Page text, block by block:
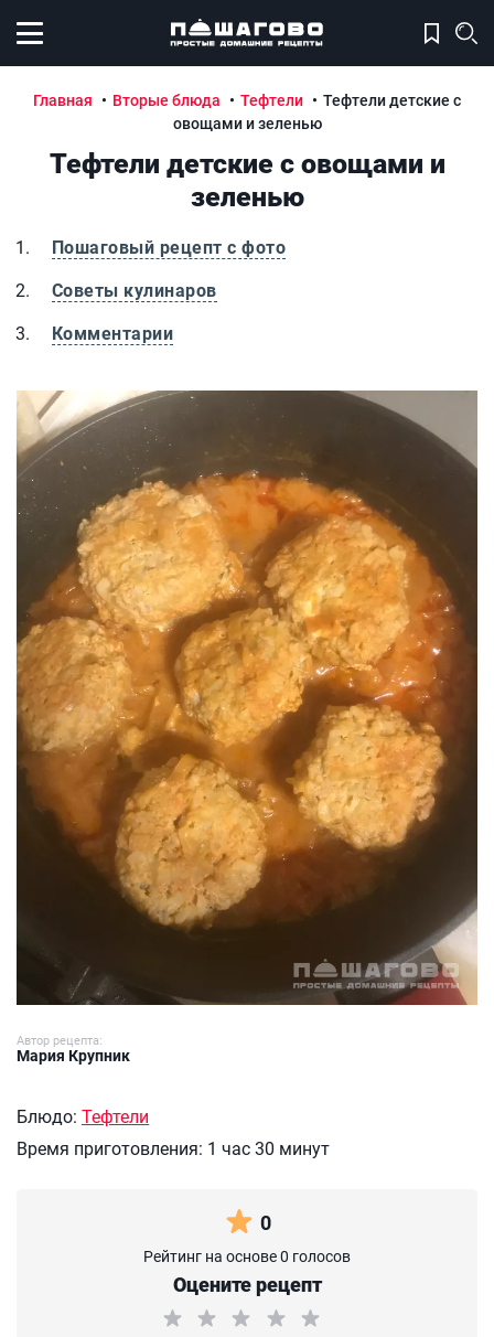
Открыть меню
Главная Вторые блюда Тефтели
Тефтели детские с
овощами и зеленью
Тефтели детские с овощами и
зеленью
Пошаговый рецепт с фото
Советы кулинаров
Комментарии
Тефтели детские с овощами и зеленью
Автор рецепта:
Мария Крупник
Блюдо: Тефтели
Время приготовления: 1 час 30 минут
0
Рейтинг на основе 0 голосов
Оцените рецепт